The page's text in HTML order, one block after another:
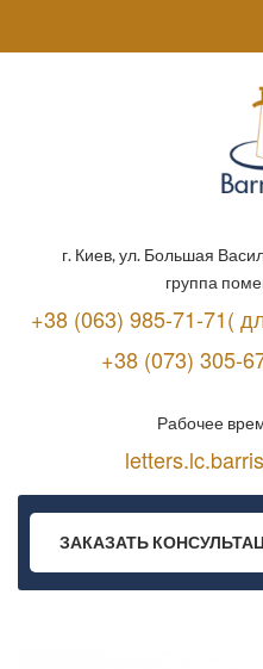
г. Киев, ул. Большая
группа
+38 (063) 985-71-71(
+38 (073) 305-
Рабочее
ЗАКАЗАТЬ